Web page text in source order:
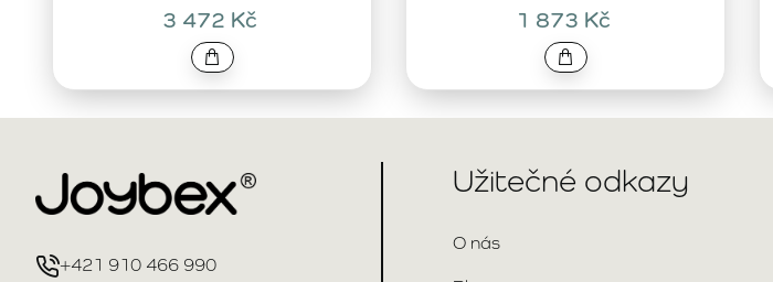
3 472 Kč 1 873 Kč
+421 910 466 990
Užitečné odkazy
O nás